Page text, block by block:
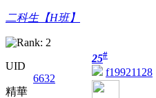
二科生【H班】
UID
6632
精華
25#
f19921128